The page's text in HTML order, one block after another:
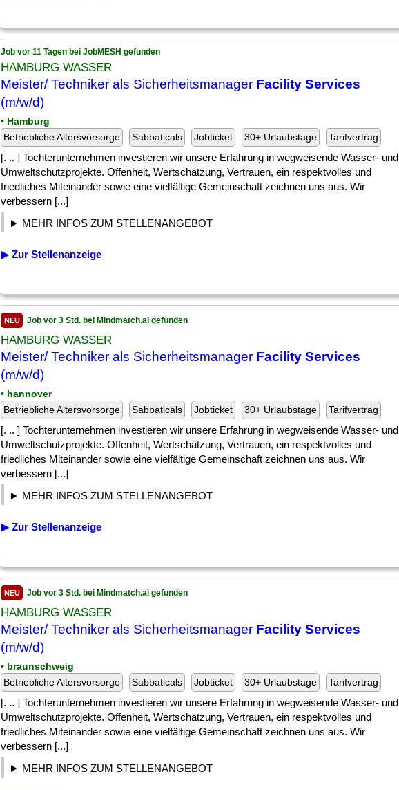
Job vor 11 Tagen bei JobMESH gefunden
HAMBURG WASSER
Meister/ Techniker als Sicherheitsmanager Facility Services
(m/w/d)
• Hamburg
Betriebliche Altersvorsorge
Sabbaticals Jobticket 30+ Urlaubstage Tarifvertrag
[. .. ] Tochterunternehmen investieren wir unsere Erfahrung in wegweisende Wasser- und
Umweltschutzprojekte. Offenheit, Wertschätzung, Vertrauen, ein respektvolles und
friedliches Miteinander sowie eine vielfältige Gemeinschaft zeichnen uns aus. Wir
verbessern [...]
MEHR INFOS ZUM STELLENANGEBOT
▶ Zur Stellenanzeige
NEU Job vor 3 Std. bei Mindmatch.ai gefunden
HAMBURG WASSER
Meister/ Techniker als Sicherheitsmanager Facility Services
(m/w/d)
• hannover
Betriebliche Altersvorsorge
Sabbaticals Jobticket 30+ Urlaubstage Tarifvertrag
[. .. ] Tochterunternehmen investieren wir unsere Erfahrung in wegweisende Wasser- und
Umweltschutzprojekte. Offenheit, Wertschätzung, Vertrauen, ein respektvolles und
friedliches Miteinander sowie eine vielfältige Gemeinschaft zeichnen uns aus. Wir
verbessern [...]
MEHR INFOS ZUM STELLENANGEBOT
▶ Zur Stellenanzeige
NEU Job vor 3 Std. bei Mindmatch.ai gefunden
HAMBURG WASSER
Meister/ Techniker als Sicherheitsmanager Facility Services
(m/w/d)
• braunschweig
Betriebliche Altersvorsorge
Sabbaticals Jobticket 30+ Urlaubstage Tarifvertrag
[. .. ] Tochterunternehmen investieren wir unsere Erfahrung in wegweisende Wasser- und
Umweltschutzprojekte. Offenheit, Wertschätzung, Vertrauen, ein respektvolles und
friedliches Miteinander sowie eine vielfältige Gemeinschaft zeichnen uns aus. Wir
verbessern [...]
MEHR INFOS ZUM STELLENANGEBOT